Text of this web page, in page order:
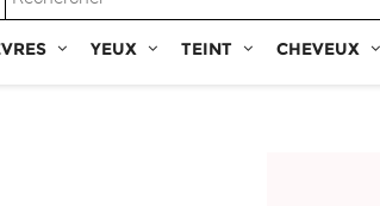
YEUX TEINT CHEVEUX